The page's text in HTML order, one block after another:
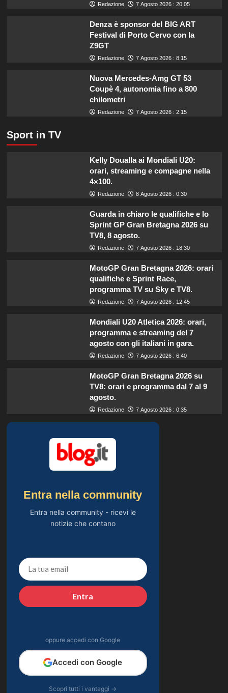
Redazione 7 Agosto 2026 : 20:05
Denza è sponsor del BIG ART
Festival di Porto Cervo con la
Z9GT
Redazione 7 Agosto 2026 : 8:15
Nuova Mercedes-Amg GT 53
Coupè 4, autonomia fino a 800
chilometri
Redazione 7 Agosto 2026 : 2:15
Sport in TV
Kelly Doualla ai Mondiali U20:
orari, streaming e compagne nella
4×100.
Redazione 8 Agosto 2026 : 0:30
Guarda in chiaro le qualifiche e lo
Sprint GP Gran Bretagna 2026 su
TV8, 8 agosto.
Redazione 7 Agosto 2026 : 18:30
MotoGP Gran Bretagna 2026: orari
qualifiche e Sprint Race,
programma TV su Sky e TV8.
Redazione 7 Agosto 2026 : 12:45
Mondiali U20 Atletica 2026: orari,
programma e streaming del 7
agosto con gli italiani in gara.
Redazione 7 Agosto 2026 : 6:40
MotoGP Gran Bretagna 2026 su
TV8: orari e programma dal 7 al 9
agosto.
Redazione 7 Agosto 2026 : 0:35
Entra nella community
Entra nella community - ricevi le
notizie che contano
Entra
oppure accedi con Google
Accedi con Google
Scopri tutti i vantaggi →